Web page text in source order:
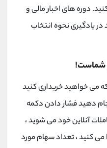
دوره های اخبار مالی و
یادگیری نحوه انتخاب
شماست!
می خواهید خریداری کنید
دهید فشار دادن دکمه
آنلاین خود می شوید ،
می کنید ، تعداد سهام مورد